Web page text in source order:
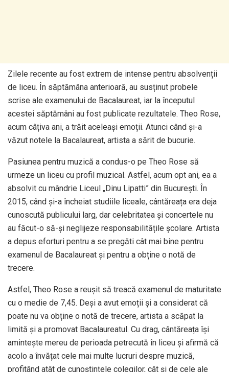
Zilele recente au fost extrem de intense pentru absolvenții
de liceu. În săptămâna anterioară, au susținut probele
scrise ale examenului de Bacalaureat, iar la începutul
acestei săptămâni au fost publicate rezultatele. Theo Rose,
acum câțiva ani, a trăit aceleași emoții. Atunci când și-a
văzut notele la Bacalaureat, artista a sărit de bucurie.
Pasiunea pentru muzică a condus-o pe Theo Rose să
urmeze un liceu cu profil muzical. Astfel, acum opt ani, ea a
absolvit cu mândrie Liceul „Dinu Lipatti” din București. În
2015, când și-a încheiat studiile liceale, cântăreața era deja
cunoscută publicului larg, dar celebritatea și concertele nu
au făcut-o să-și neglijeze responsabilitățile școlare. Artista
a depus eforturi pentru a se pregăti cât mai bine pentru
examenul de Bacalaureat și pentru a obține o notă de
trecere.
Astfel, Theo Rose a reușit să treacă examenul de maturitate
cu o medie de 7,45. Deși a avut emoții și a considerat că
poate nu va obține o notă de trecere, artista a scăpat la
limită și a promovat Bacalaureatul. Cu drag, cântăreața își
amintește mereu de perioada petrecută în liceu și afirmă că
acolo a învățat cele mai multe lucruri despre muzică,
profitând atât de cunoștințele colegilor, cât și de cele ale